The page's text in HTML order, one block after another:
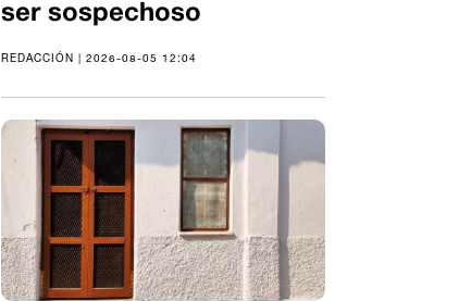
ser sospechoso
REDACCIÓN | 2026-08-05 12:04